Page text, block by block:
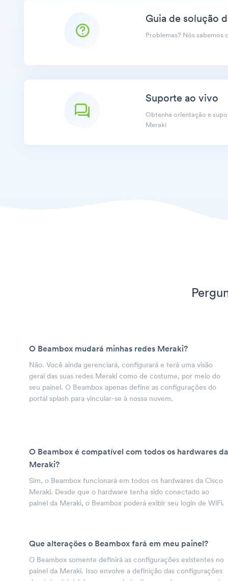
Guia de solução
Problemas? Nós sabemos
Suporte ao vivo
Obtenha orientação e
Meraki
O Beambox mudará minhas redes Meraki?
Não. Você ainda gerenciará, configurará e terá uma visão
geral das suas redes Meraki como de costume, por meio do
seu painel. O Beambox apenas define as configurações do
portal splash para vincular-se à nossa nuvem.
O Beambox é compatível com todos os hardwares da
Meraki?
Sim, o Beambox funcionará em todos os hardwares da Cisco
Meraki. Desde que o hardware tenha sido conectado ao
painel da Meraki, o Beambox poderá exibir seu login de WiFi.
Que alterações o Beambox fará em meu painel?
O Beambox somente definirá as configurações existentes no
painel da Meraki. Isso envolve a definição das configurações